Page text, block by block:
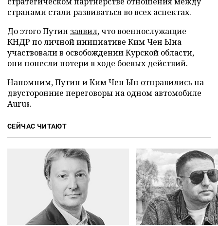
странами стали развиваться во всех аспектах.
До этого Путин заявил, что военнослужащие
КНДР по личной инициативе Ким Чен Ына
участвовали в освобождении Курской области,
они понесли потери в ходе боевых действий.
Напомним, Путин и Ким Чен Ын отправились на
двусторонние переговоры на одном автомобиле
Aurus.
СЕЙЧАС ЧИТАЮТ